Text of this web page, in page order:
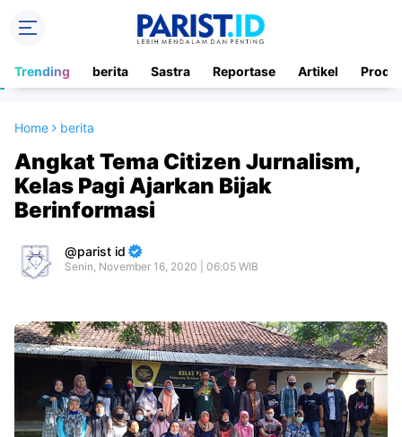
Trending berita Sastra Reportase Artikel
Home berita
Angkat Tema Citizen Jurnalism,
Kelas Pagi Ajarkan Bijak
Berinformasi
parist id
Senin, November 16, 2020 | 06:05 WIB